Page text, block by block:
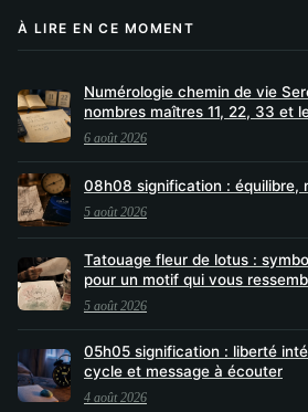
À LIRE EN CE MOMENT
Numérologie chemin de vie
nombres maîtres 11, 22, 33 et
6 août 2026
08h08 signification : équilibre,
5 août 2026
Tatouage fleur de lotus :
pour un motif qui vous
5 août 2026
05h05 signification : liberté
cycle et message à écouter
4 août 2026